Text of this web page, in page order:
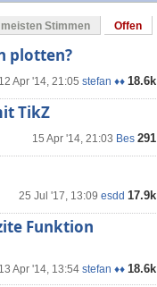
Stimmen Offen
plotten?
12 Apr '14, 21:05 stefan ♦♦ 18.6k
TikZ
15 Apr '14, 21:03 Bes 291
25 Jul '17, 13:09 esdd 17.9k
Funktion
13 Apr '14, 13:54 stefan ♦♦ 18.6k